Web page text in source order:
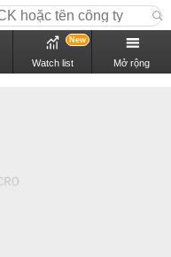
Watch list
New
Mở rộng